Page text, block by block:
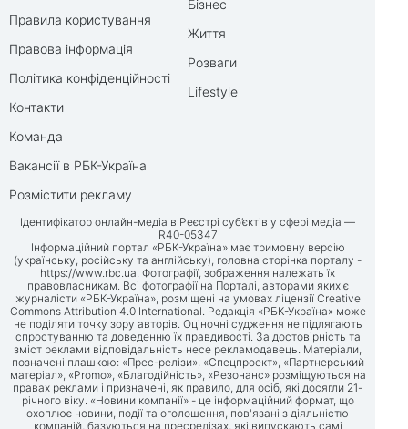
Правила користування
Правова інформація
Політика конфіденційності
Контакти
Команда
Вакансії в РБК-Україна
Розмістити рекламу
Бізнес
Життя
Розваги
Lifestyle
Ідентифікатор онлайн-медіа в Реєстрі суб’єктів у сфері медіа —
R40-05347
Інформаційний портал «РБК-Україна» має тримовну версію
(українську, російську та англійську), головна сторінка порталу -
https://www.rbc.ua. Фотографії, зображення належать їх
правовласникам. Всі фотографії на Порталі, авторами яких є
журналісти «РБК-Україна», розміщені на умовах ліцензії Creative
Commons Attribution 4.0 International. Редакція «РБК-Україна» може
не поділяти точку зору авторів. Оціночні судження не підлягають
спростуванню та доведенню їх правдивості. За достовірність та
зміст реклами відповідальність несе рекламодавець. Матеріали,
позначені плашкою: «Прес-релізи», «Спецпроект», «Партнерський
матеріал», «Promo», «Благодійність», «Резонанс» розміщуються на
правах реклами і призначені, як правило, для осіб, які досягли 21-
річного віку. «Новини компанії» - це інформаційний формат, що
охоплює новини, події та оголошення, пов'язані з діяльністю
компаній, базуються на пресрелізах, які випускають самі